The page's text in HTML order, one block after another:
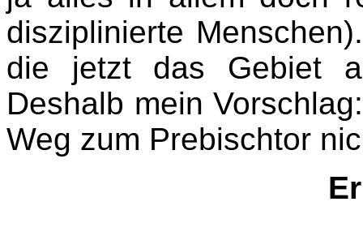
disziplinierte
die jetzt das Gebiet
Deshalb mein
Weg zum Prebischtor